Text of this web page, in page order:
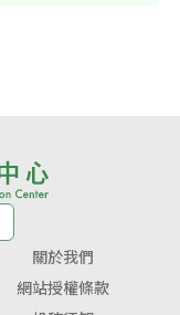
關於我們
網站授權條款